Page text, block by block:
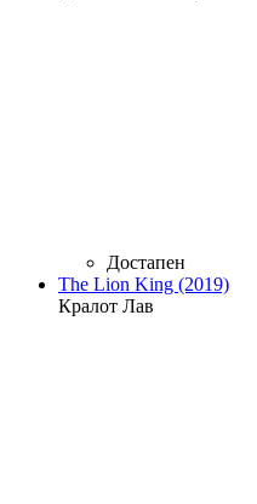
Достапен
The Lion King (2019)
Кралот Лав